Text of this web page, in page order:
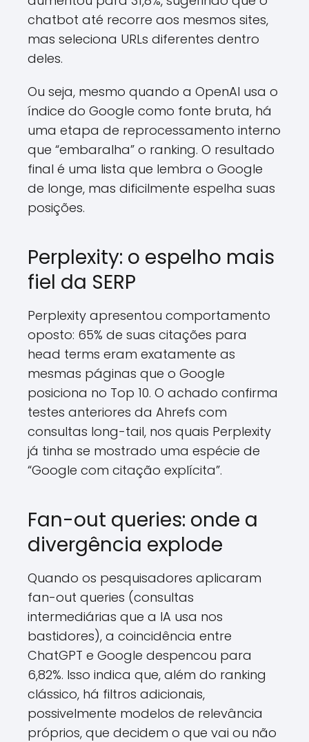
chatbot até recorre aos mesmos sites,
mas seleciona URLs diferentes dentro
deles.
Ou seja, mesmo quando a OpenAI usa o
índice do Google como fonte bruta, há
uma etapa de reprocessamento interno
que “embaralha” o ranking. O resultado
final é uma lista que lembra o Google
de longe, mas dificilmente espelha suas
posições.
Perplexity: o espelho mais
fiel da SERP
Perplexity apresentou comportamento
oposto: 65% de suas citações para
head terms eram exatamente as
mesmas páginas que o Google
posiciona no Top 10. O achado confirma
testes anteriores da Ahrefs com
consultas long-tail, nos quais Perplexity
já tinha se mostrado uma espécie de
“Google com citação explícita”.
Fan-out queries: onde a
divergência explode
Quando os pesquisadores aplicaram
fan-out queries (consultas
intermediárias que a IA usa nos
bastidores), a coincidência entre
ChatGPT e Google despencou para
6,82%. Isso indica que, além do ranking
clássico, há filtros adicionais,
possivelmente modelos de relevância
próprios, que decidem o que vai ou não